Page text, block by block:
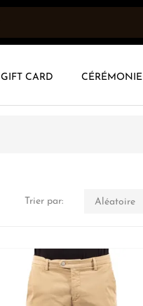
GIFT CARD CÉRÉMONIE
Trier par: Aléatoire